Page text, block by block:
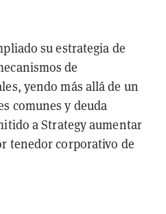
su estrategia de
de
yendo más allá de un
comunes y deuda
a Strategy aumentar
tenedor corporativo de